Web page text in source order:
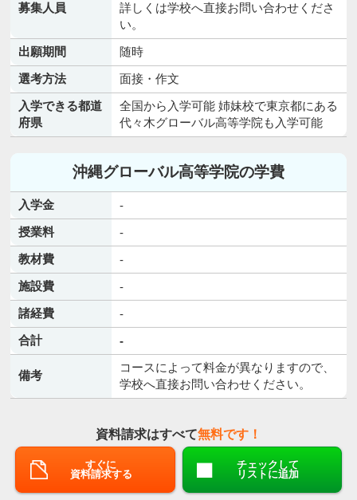
募集人員
詳しくは学校へ直接お問い合わせくださ
い。
出願期間
随時
選考方法
面接・作文
入学できる都道
府県
全国から入学可能 姉妹校で東京都にある
代々木グローバル高等学院も入学可能
沖縄グローバル高等学院の学費
入学金
-
授業料
-
教材費
-
施設費
-
諸経費
-
合計
-
備考
コースによって料金が異なりますので、
学校へ直接お問い合わせください。
資料請求はすべて無料です！
すぐに
資料請求する
チェックして
リストに追加